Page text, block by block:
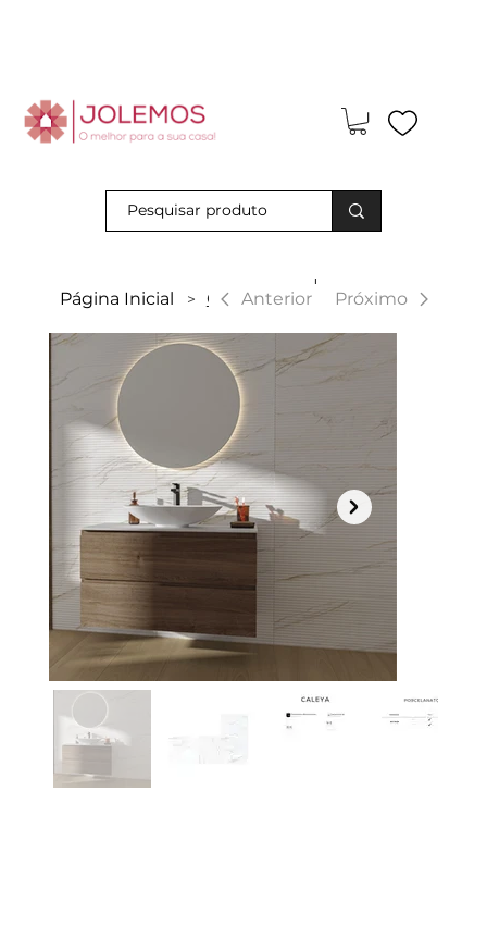
Página Inicial > CaleyaAnterior Próximo